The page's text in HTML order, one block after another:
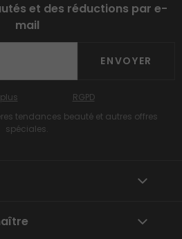
et des réductions par e-
mail
ENVOYER
tendances beauté et autres offres
spéciales.
RGPD